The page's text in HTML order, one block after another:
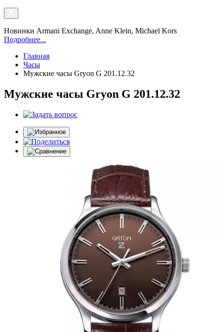
Новинки Armani Exchange, Anne Klein, Michael Kors
Подробнее...
Главная
Часы
Мужские часы Gryon G 201.12.32
Мужские часы Gryon G 201.12.32